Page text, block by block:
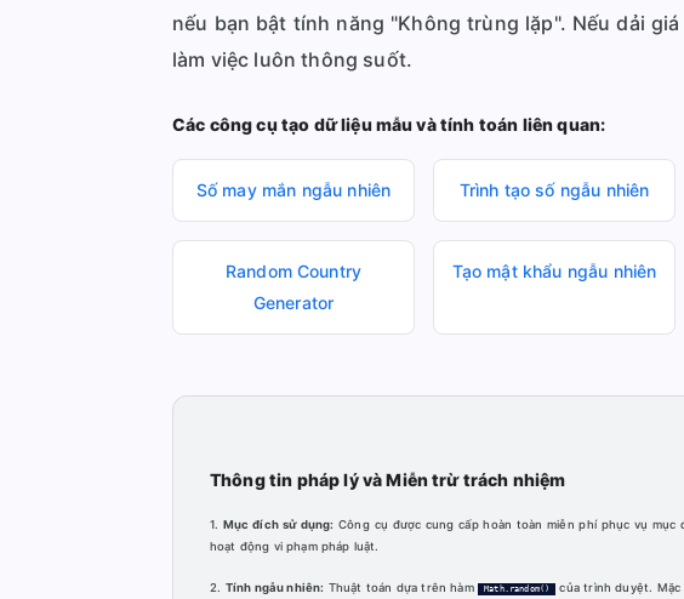
nếu bạn bật tính năng "Không trùng lặp". Nếu dải
làm việc luôn thông suốt.
Các công cụ tạo dữ liệu mẫu và tính toán liên quan:
Số may mắn ngẫu nhiên Trình tạo số ngẫu nhiên
Random Country
Generator
Tạo mật khẩu ngẫu nhiên
Thông tin pháp lý và Miễn trừ trách nhiệm
1.Mục đích sử dụng: Công cụ được cung cấp hoàn toàn miễn phí phục vụ
hoạt động vi phạm pháp luật.
2. Tính ngẫu nhiên: Thuật toán dựa trên hàm Math.random() của trình duyệt. Mặc